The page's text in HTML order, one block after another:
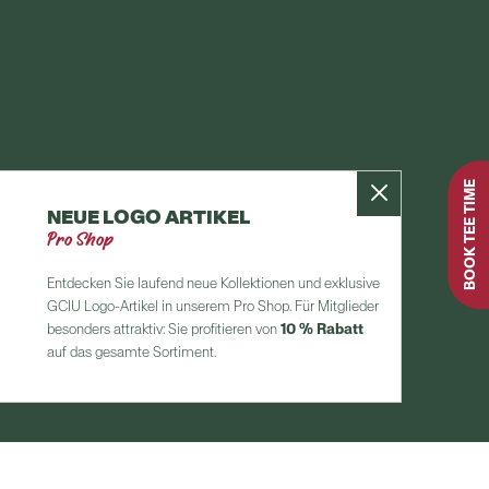
BOOK TEE TIME
NEUE LOGO ARTIKEL
Pro Shop
Entdecken Sie laufend neue Kollektionen und exklusive
GCIU Logo-Artikel in unserem Pro Shop. Für Mitglieder
besonders attraktiv: Sie profitieren von10 % Rabatt
auf das gesamte Sortiment.